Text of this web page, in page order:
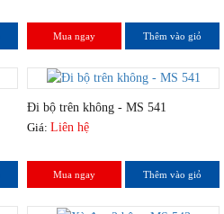
Mua ngay Thêm vào giỏ
Đi bộ trên không - MS 541
Giá: Liên hệ
Mua ngay Thêm vào giỏ